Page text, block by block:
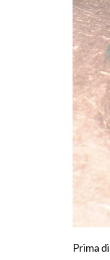
Prima